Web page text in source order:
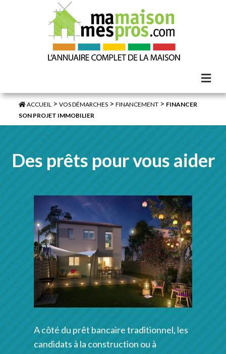
ACCUEIL >VOS DÉMARCHES >FINANCEMENT > FINANCER
SON PROJET IMMOBILIER
Des prêts pour vous aider
A côté du prêt bancaire traditionnel, les
candidats à la construction ou à